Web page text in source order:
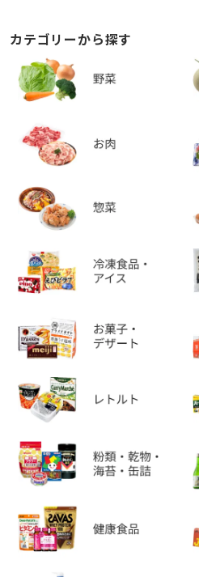
カテゴリーから探す